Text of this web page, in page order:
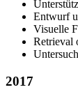
Entwurf
Visuelle
Retrieval
2017